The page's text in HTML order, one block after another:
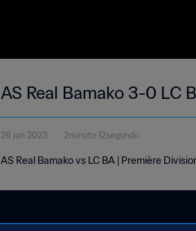
AS Real Bamako 3-0 LC
26 jun 2023 2minuto 12segundo
AS Real Bamako vs LC BA | Première